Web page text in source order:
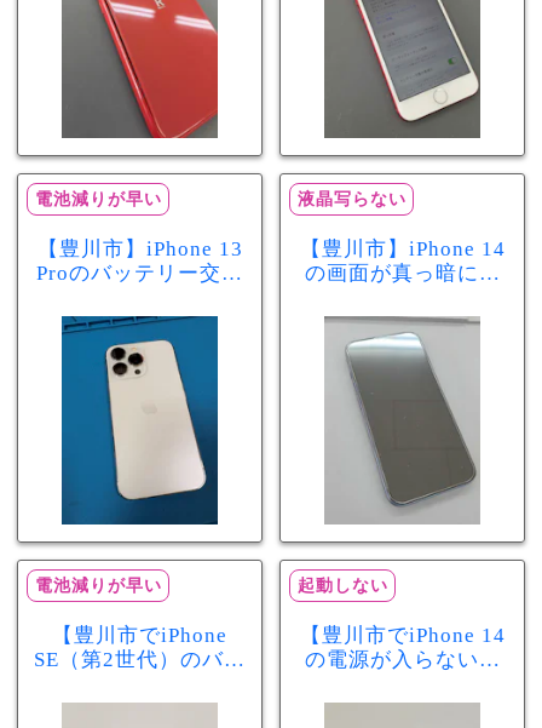
電池減りが早い
【豊川市】iPhone 13
Proのバッテリー交換
が早い症状も当日90
分で改善
液晶写らない
【豊川市】iPhone 14
の画面が真っ暗に…
修理！データそのま
まで復旧しました
電池減りが早い
【豊川市でiPhone
SE（第2世代）のバッ
スマ豊川店】電池の
起動しない
【豊川市でiPhone 14
の電源が入らない修
店】バッテリー交換